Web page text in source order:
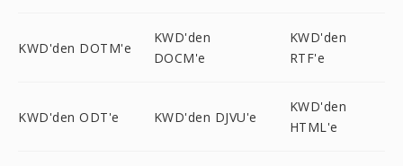
KWD'den DOTM'e
KWD'den
DOCM'e
KWD'den
RTF'e
KWD'den ODT'e KWD'den DJVU'e
KWD'den
HTML'e